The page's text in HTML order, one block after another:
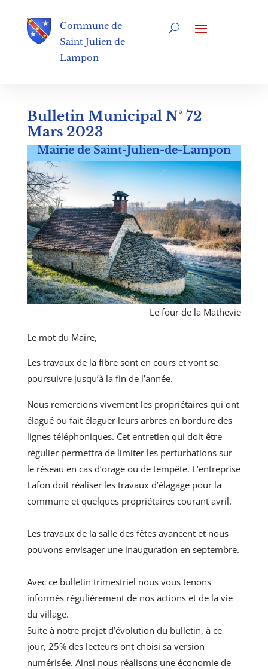
Commune de
Saint Julien de
Lampon
Bulletin Municipal N° 72
Mars 2023
Mairie de Saint-Julien-de-Lampon
Le four de la Mathevie
Le mot du Maire,
Les travaux de la fibre sont en cours et vont se
poursuivre jusqu’à la fin de l’année.
Nous remercions vivement les propriétaires qui ont
élagué ou fait élaguer leurs arbres en bordure des
lignes téléphoniques. Cet entretien qui doit être
régulier permettra de limiter les perturbations sur
le réseau en cas d’orage ou de tempête. L’entreprise
Lafon doit réaliser les travaux d’élagage pour la
commune et quelques propriétaires courant avril.
Les travaux de la salle des fêtes avancent et nous
pouvons envisager une inauguration en septembre.
Avec ce bulletin trimestriel nous vous tenons
informés régulièrement de nos actions et de la vie
du village.
Suite à notre projet d’évolution du bulletin, à ce
jour, 25% des lecteurs ont choisi sa version
numérisée. Ainsi nous réalisons une économie de